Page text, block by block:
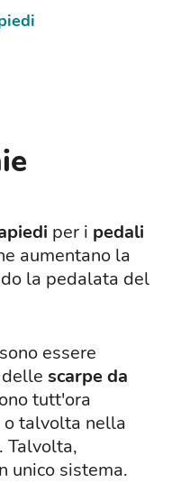
per i pedali
aumentano la
la pedalata del
essere
scarpe da
tutt'ora
o talvolta nella
Talvolta,
unico sistema.